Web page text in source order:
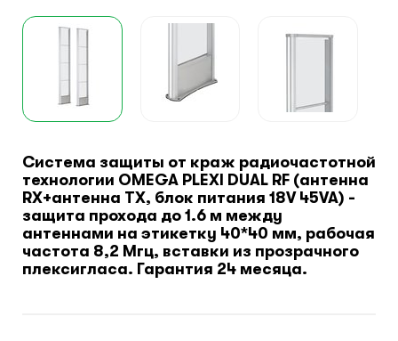
Система защиты от краж радиочастотной
технологии OMEGA PLEXI DUAL RF (антенна
RX+антенна TX, блок питания 18V 45VA) -
защита прохода до 1.6 м между
антеннами на этикетку 40*40 мм, рабочая
частота 8,2 Мгц, вставки из прозрачного
плексигласа. Гарантия 24 месяца.